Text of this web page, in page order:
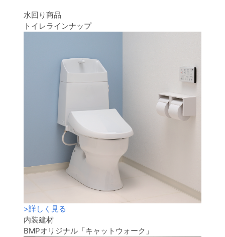
水回り商品
トイレラインナップ
>詳しく見る
内装建材
BMPオリジナル「キャットウォーク」